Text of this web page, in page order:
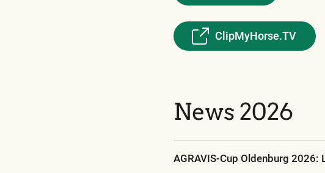
ClipMyHorse.TV
News 2026
AGRAVIS-Cup Oldenburg